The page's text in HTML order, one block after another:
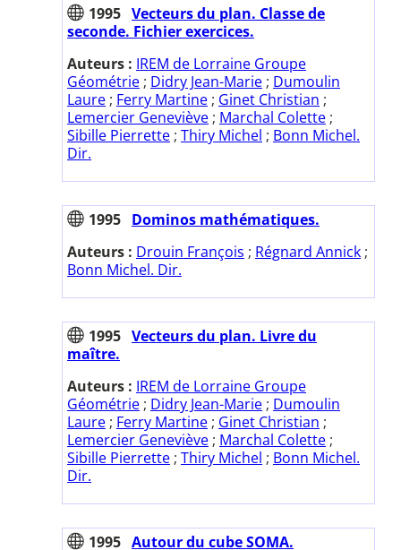
1995 Vecteurs du plan. Classe de
seconde. Fichier exercices.
Auteurs : IREM de Lorraine Groupe
Géométrie ; Didry Jean-Marie ; Dumoulin
Laure ; Ferry Martine ; Ginet Christian ;
Lemercier Geneviève ; Marchal Colette ;
Sibille Pierrette ; Thiry Michel ; Bonn Michel.
Dir.
1995 Dominos mathématiques.
Auteurs : Drouin François ; Régnard Annick ;
Bonn Michel. Dir.
1995 Vecteurs du plan. Livre du
maître.
Auteurs : IREM de Lorraine Groupe
Géométrie ; Didry Jean-Marie ; Dumoulin
Laure ; Ferry Martine ; Ginet Christian ;
Lemercier Geneviève ; Marchal Colette ;
Sibille Pierrette ; Thiry Michel ; Bonn Michel.
Dir.
1995 Autour du cube SOMA.